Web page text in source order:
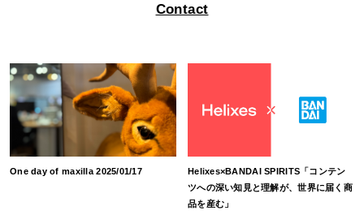
Contact
One day of maxilla 2025/01/17
Helixes×BANDAI SPIRITS「コンテン
ツへの深い知見と理解が、世界に届く商
品を産む」